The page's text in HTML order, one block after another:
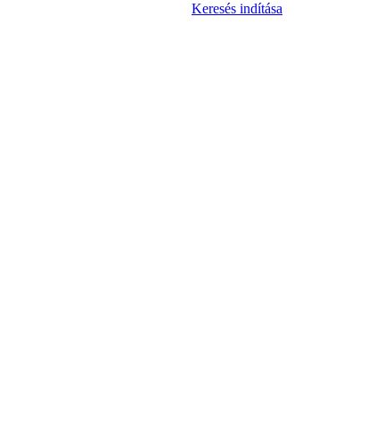
Keresés indítása